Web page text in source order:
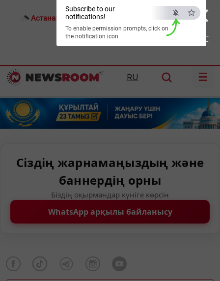
×
ESC
Subscribe to our
notifications!
To enable permission prompts, click on
the notification icon
Астана: 27°C Алматы: Шымкент:36°C
RU ☰
Сіздің жарнамаңыздың және
баннердің орны
Біздің оқырмандар күніге көрсін
WhatsApp арқылы байланысу